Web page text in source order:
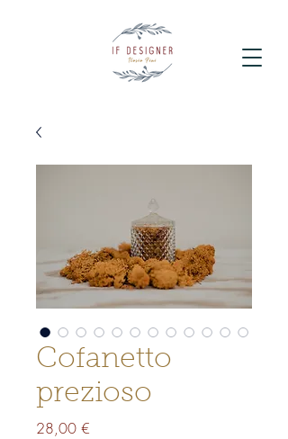
Cofanetto
prezioso
28,00 €